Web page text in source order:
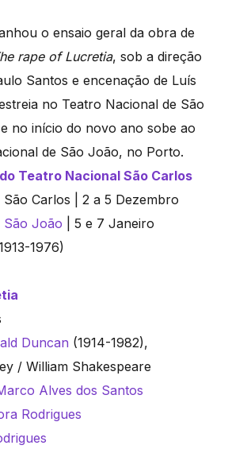
o ensaio geral da obra de
rape of Lucretia, sob a direção
Santos e encenação de Luís
no Teatro Nacional de São
no início do novo ano sobe ao
de São João, no Porto.
Teatro Nacional São Carlos
Carlos | 2 a 5 Dezembro
São João | 5 e 7 Janeiro
1976)
Duncan (1914-1982),
/ William Shakespeare
Alves dos Santos
Rodrigues